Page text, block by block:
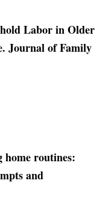
Labor in Older
Journal of Family
home routines:
and